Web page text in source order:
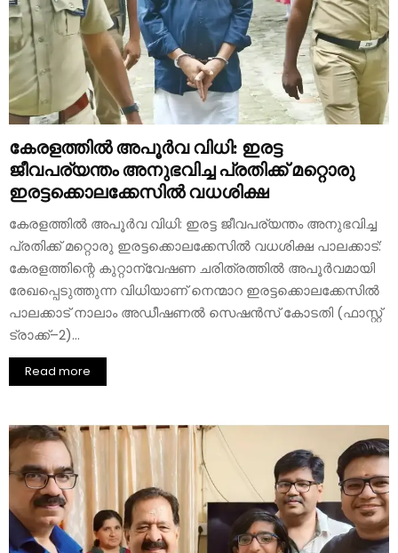
കേരളത്തിൽ അപൂർവ വിധി: ഇരട്ട
ജീവപര്യന്തം അനുഭവിച്ച പ്രതിക്ക് മറ്റൊരു
ഇരട്ടക്കൊലക്കേസിൽ വധശിക്ഷ
കേരളത്തിൽ അപൂർവ വിധി: ഇരട്ട ജീവപര്യന്തം അനുഭവിച്ച
പ്രതിക്ക് മറ്റൊരു ഇരട്ടക്കൊലക്കേസിൽ വധശിക്ഷ പാലക്കാട്:
കേരളത്തിന്റെ കുറ്റാന്വേഷണ ചരിത്രത്തിൽ അപൂർവമായി
രേഖപ്പെടുത്തുന്ന വിധിയാണ് നെന്മാറ ഇരട്ടക്കൊലക്കേസിൽ
പാലക്കാട് നാലാം അഡീഷണൽ സെഷൻസ് കോടതി (ഫാസ്റ്റ്
ട്രാക്ക്–2)...
Read more